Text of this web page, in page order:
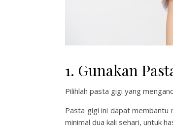
1. Gunakan
Pilihlah pasta gigi yang
Pasta gigi ini dapat membantu
minimal dua kali sehari, untuk